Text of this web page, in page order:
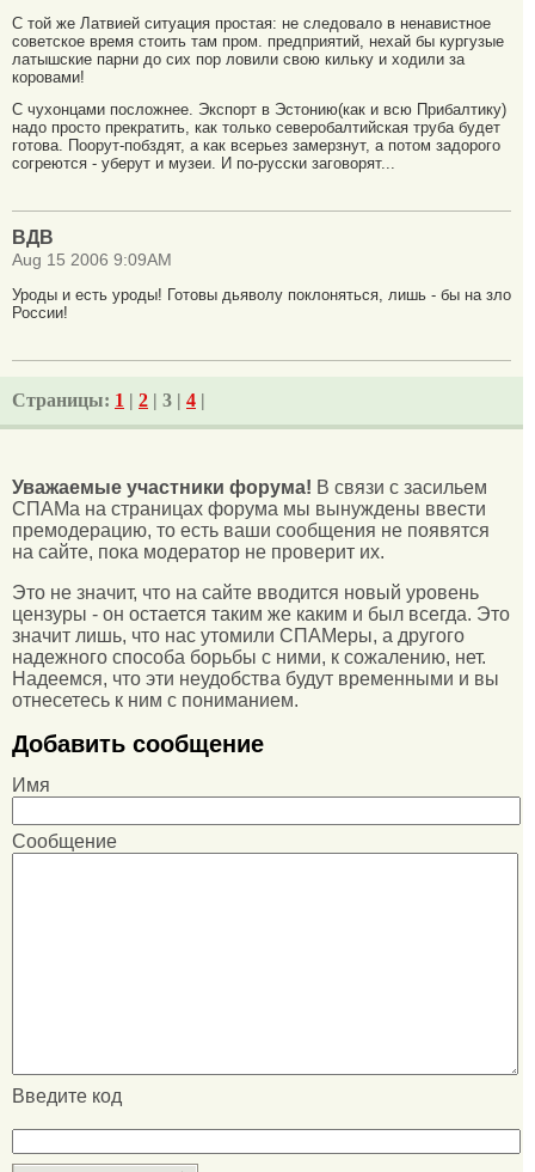
С той же Латвией ситуация простая: не следовало в ненавистное
советское время стоить там пром. предприятий, нехай бы кургузые
латышские парни до сих пор ловили свою кильку и ходили за
коровами!
С чухонцами посложнее. Экспорт в Эстонию(как и всю Прибалтику)
надо просто прекратить, как только северобалтийская труба будет
готова. Поорут-побздят, а как всерьез замерзнут, а потом задорого
согреются - уберут и музеи. И по-русски заговорят...
ВДВ
Aug 15 2006 9:09AM
Уроды и есть уроды! Готовы дьяволу поклоняться, лишь - бы на зло
России!
Страницы: 1 | 2 | 3 | 4 |
Уважаемые участники форума! В связи с засильем
СПАМа на страницах форума мы вынуждены ввести
премодерацию, то есть ваши сообщения не появятся
на сайте, пока модератор не проверит их.
Это не значит, что на сайте вводится новый уровень
цензуры - он остается таким же каким и был всегда. Это
значит лишь, что нас утомили СПАМеры, а другого
надежного способа борьбы с ними, к сожалению, нет.
Надеемся, что эти неудобства будут временными и вы
отнесетесь к ним с пониманием.
Добавить сообщение
Имя
Сообщение
Введите код